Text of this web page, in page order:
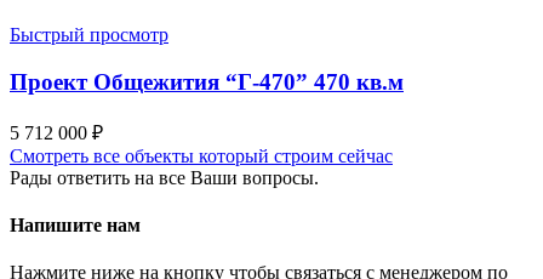
Быстрый просмотр
Проект Общежития “Г-470” 470 кв.м
5 712 000 ₽
Смотреть все объекты который строим сейчас
Рады ответить на все Ваши вопросы.
Напишите нам
Нажмите ниже на кнопку чтобы связаться с менеджером по